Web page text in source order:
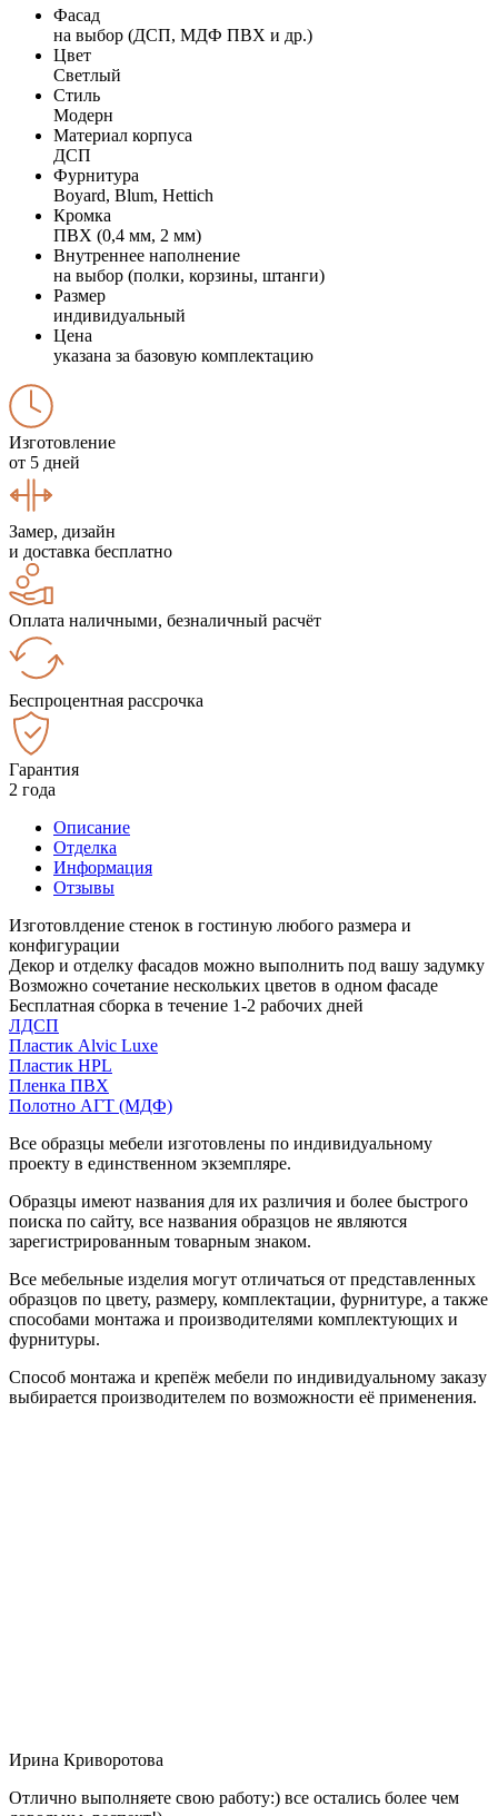
Фасад
на выбор (ДСП, МДФ ПВХ и др.)
Цвет
Светлый
Стиль
Модерн
Материал корпуса
ДСП
Фурнитура
Boyard, Blum, Hettich
Кромка
ПВХ (0,4 мм, 2 мм)
Внутреннее наполнение
на выбор (полки, корзины, штанги)
Размер
индивидуальный
Цена
указана за базовую комплектацию
Изготовление
от 5 дней
Замер, дизайн
и доставка бесплатно
Оплата наличными, безналичный расчёт
Беспроцентная рассрочка
Гарантия
2 года
Описание
Отделка
Информация
Отзывы
Изготовлдение стенок в гостиную любого размера и
конфигурации
Декор и отделку фасадов можно выполнить под вашу задумку
Возможно сочетание нескольких цветов в одном фасаде
Бесплатная сборка в течение 1-2 рабочих дней
ЛДСП
Пластик Alvic Luxe
Пластик HPL
Пленка ПВХ
Полотно АГТ (МДФ)
Все образцы мебели изготовлены по индивидуальному
проекту в единственном экземпляре.
Образцы имеют названия для их различия и более быстрого
поиска по сайту, все названия образцов не являются
зарегистрированным товарным знаком.
Все мебельные изделия могут отличаться от представленных
образцов по цвету, размеру, комплектации, фурнитуре, а также
способами монтажа и производителями комплектующих и
фурнитуры.
Способ монтажа и крепёж мебели по индивидуальному заказу
выбирается производителем по возможности её применения.
Ирина Криворотова
Отлично выполняете свою работу:) все остались более чем